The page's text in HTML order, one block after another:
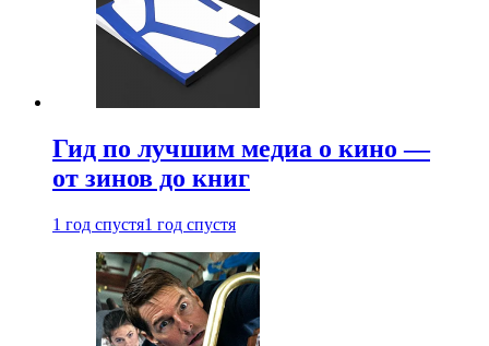
Гид по лучшим медиа о кино —
от зинов до книг
1 год спустя1 год спустя